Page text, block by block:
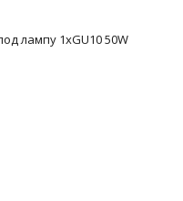
лампу 1xGU10 50W